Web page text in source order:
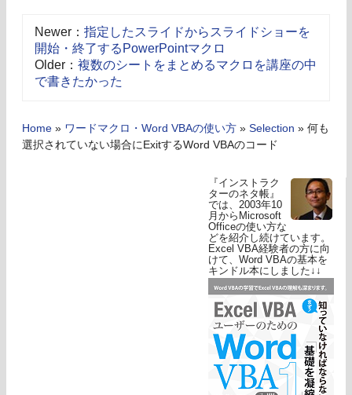
Newer： 指定したスライドからスライドショーを
開始・終了するPowerPointマクロ
Older： 複数のシートをまとめるマクロを講座の中
で書きたかった
Home » ワードマクロ・Word VBAの使い方 » Selection » 何も
選択されていない場合にExitするWord VBAのコード
『インストラク
ターのネタ帳』
では、2003年10
月からMicrosoft
Officeの使い方な
どを紹介し続けています。
Excel VBA経験者の方に向
けて、Word VBAの基本を
キンドル本にしました↓↓